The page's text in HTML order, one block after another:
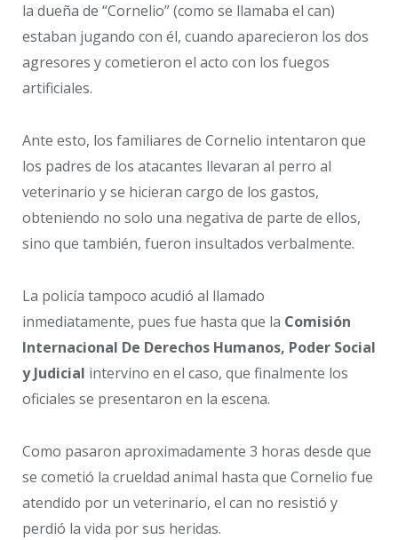
la dueña de “Cornelio” (como se llamaba el can)
estaban jugando con él, cuando aparecieron los dos
agresores y cometieron el acto con los fuegos
artificiales.
Ante esto, los familiares de Cornelio intentaron que
los padres de los atacantes llevaran al perro al
veterinario y se hicieran cargo de los gastos,
obteniendo no solo una negativa de parte de ellos,
sino que también, fueron insultados verbalmente.
La policía tampoco acudió al llamado
inmediatamente, pues fue hasta que la Comisión
Internacional De Derechos Humanos, Poder Social
y Judicial intervino en el caso, que finalmente los
oficiales se presentaron en la escena.
Como pasaron aproximadamente 3 horas desde que
se cometió la crueldad animal hasta que Cornelio fue
atendido por un veterinario, el can no resistió y
perdió la vida por sus heridas.